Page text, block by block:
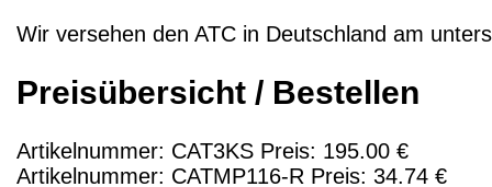
Wir versehen den ATC in Deutschland am
Preisübersicht / Bestellen
Artikelnummer: CAT3KS Preis: 195.00 €
Artikelnummer: CATMP116-R Preis: 34.74 €